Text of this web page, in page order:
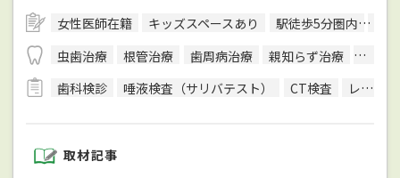
女性医師在籍 キッズスペースあり 駅徒歩5分圏内
虫歯治療
根管治療 歯周病治療 親知らず治療
入れ
歯科検診
唾液検査（サリバテスト） CT検査 レントゲン検査
取材記事